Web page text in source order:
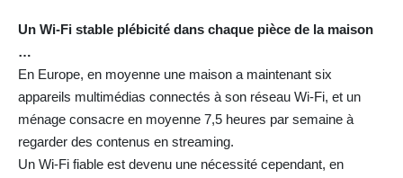
Un Wi-Fi stable plébicité dans chaque pièce de la maison
…
En Europe, en moyenne une maison a maintenant six
appareils multimédias connectés à son réseau Wi-Fi, et un
ménage consacre en moyenne 7,5 heures par semaine à
regarder des contenus en streaming.
Un Wi-Fi fiable est devenu une nécessité cependant, en